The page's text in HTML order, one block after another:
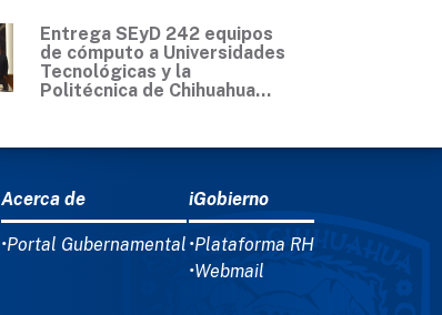
Entrega SEyD 242 equipos
de cómputo a Universidades
Tecnológicas y la
Politécnica de Chihuahua...
Acerca de
•Portal Gubernamental
iGobierno
•Plataforma RH
•Webmail